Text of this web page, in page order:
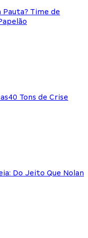
Pauta? Time de
40 Tons de Crise
Do Jeito Que Nolan